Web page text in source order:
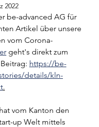
2022
be-advanced AG für
Artikel über unsere
vom Corona-
geht's direkt zum
https://be-
details/kln-
.
vom Kanton den
up Welt mittels